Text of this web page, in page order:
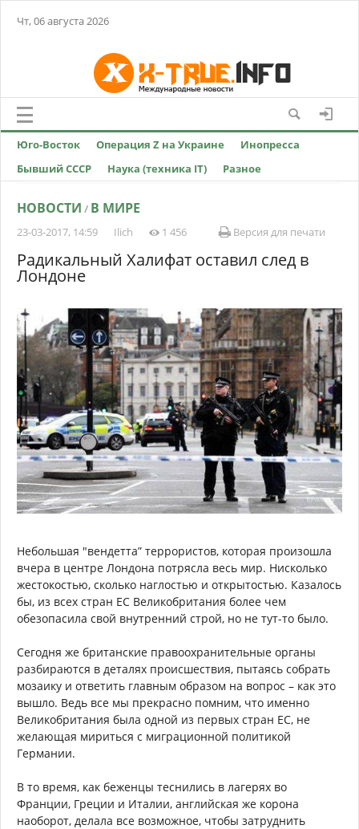
Чт, 06 августа 2026
Юго-Восток Операция Z на Украине
Инопресса
Бывший СССР
Наука (техника IT) Разное
НОВОСТИ / В МИРЕ
23-03-2017, 14:59 Ilich 1 456 Версия для печати
Радикальный Халифат оставил след в
Лондоне
Небольшая "вендетта” террористов, которая произошла
вчера в центре Лондона потрясла весь мир. Нисколько
жестокостью, сколько наглостью и открытостью. Казалось
бы, из всех стран ЕС Великобритания более чем
обезопасила свой внутренний строй, но не тут-то было.
Сегодня же британские правоохранительные органы
разбираются в деталях происшествия, пытаясь собрать
мозаику и ответить главным образом на вопрос – как это
вышло. Ведь все мы прекрасно помним, что именно
Великобритания была одной из первых стран ЕС, не
желающая мириться с миграционной политикой
Германии.
В то время, как беженцы теснились в лагерях во
Франции, Греции и Италии, английская же корона
наоборот, делала все возможное, чтобы затруднить